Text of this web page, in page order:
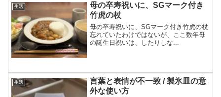
生活
母の卒寿祝いに、SGマーク付き
竹虎の杖
母の卒寿祝いに、SGマーク付き竹虎の杖
忘れていたわけではないが、ここ数年母
の誕生日祝いは、したりしな...
生活
言葉と表情が不一致 / 製氷皿の意
外な使い方